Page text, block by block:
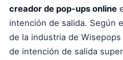
creador de pop-ups online
intención de salida. Según
de la industria de
de intención de salida